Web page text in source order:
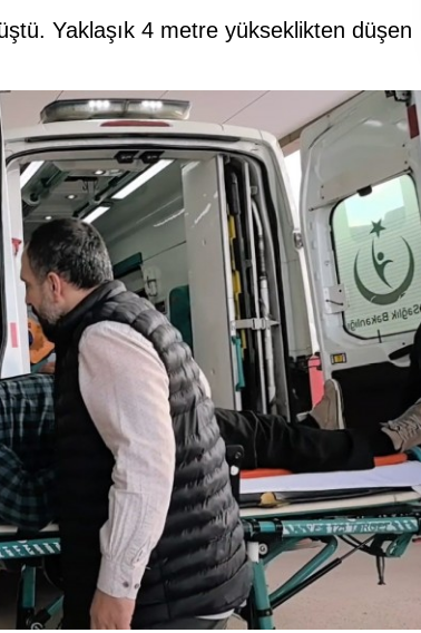
Yaklaşık 4 metre yükseklikten düşen